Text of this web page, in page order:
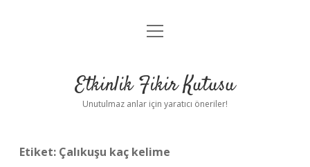
Anasayfa
Yasal Uyarı
menüyü
Etkinlik Fikir Kutusu
Unutulmaz anlar için yaratıcı öneriler!
Etiket: Çalıkuşu kaç kelime